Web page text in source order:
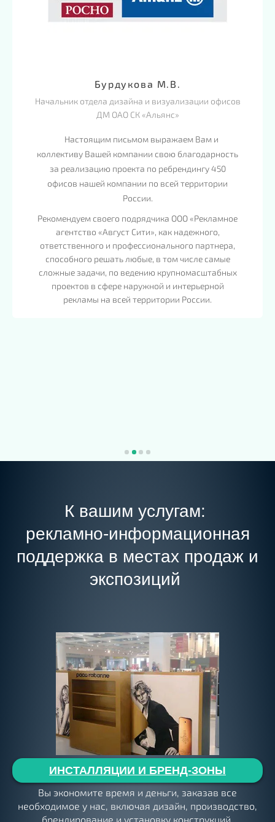
Бурдукова М.В.
Начальник отдела дизайна и визуализации офисов
ДМ ОАО СК «Альянс»
Настоящим письмом выражаем Вам и
коллективу Вашей компании свою благодарность
за реализацию проекта по ребрендингу 450
офисов нашей компании по всей территории
России.
Рекомендуем своего подрядчика ООО «Рекламное
агентство «Август Сити», как надежного,
ответственного и профессионального партнера,
способного решать любые, в том числе самые
сложные задачи, по ведению крупномасштабных
проектов в сфере наружной и интерьерной
рекламы на всей территории России.
К вашим услугам:
рекламно-информационная
поддержка в местах продаж и
экспозиций
ИНСТАЛЛЯЦИИ И БРЕНД-ЗОНЫ
Вы экономите время и деньги, заказав все
необходимое у нас, включая дизайн, производство,
брендирование и установку конструкций.